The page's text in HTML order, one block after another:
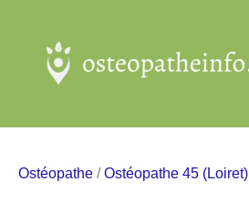
contenu
Ostéopathe /Ostéopathe 45 (Loiret)